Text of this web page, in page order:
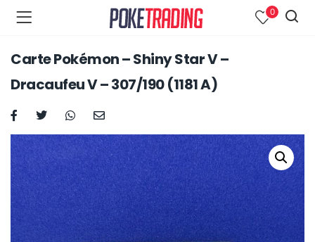
0
Carte Pokémon – Shiny Star V –
Dracaufeu V – 307/190 (1181 A)